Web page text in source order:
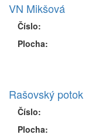
VN Mikšová
Číslo:
Plocha:
Rašovský potok
Číslo:
Plocha: